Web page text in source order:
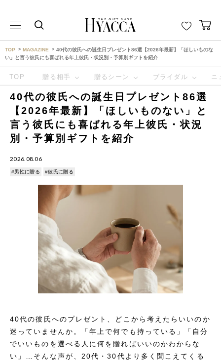
TOP MAGAZINE
40代の彼氏への誕生日プレゼント86選【2026年最新】「ほしいものな
い」と言う彼氏にも喜ばれる年上彼氏・状況別・予算別ギフトを紹介
TOP 贈る相手 贈るシーン ブライダル ニ
40代の彼氏への誕生日プレゼント86選
【2026年最新】「ほしいものない」と
言う彼氏にも喜ばれる年上彼氏・状況
別・予算別ギフトを紹介
2026.08.06
#男性に贈る #彼氏に贈る
40代の彼氏へのプレゼント、どこから考えたらいいのか
迷っていませんか。「年上で何でも持っている」「自分
でいいものを選べる人に何を贈ればいいのかわからな
い」…そんな声が、20代・30代より多く聞こえてくる